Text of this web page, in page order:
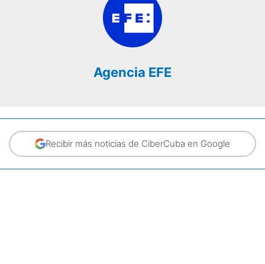
Agencia EFE
Recibir más noticias de CiberCuba en Google